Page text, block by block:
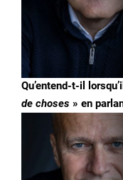
Qu’entend-t-il
de choses » en